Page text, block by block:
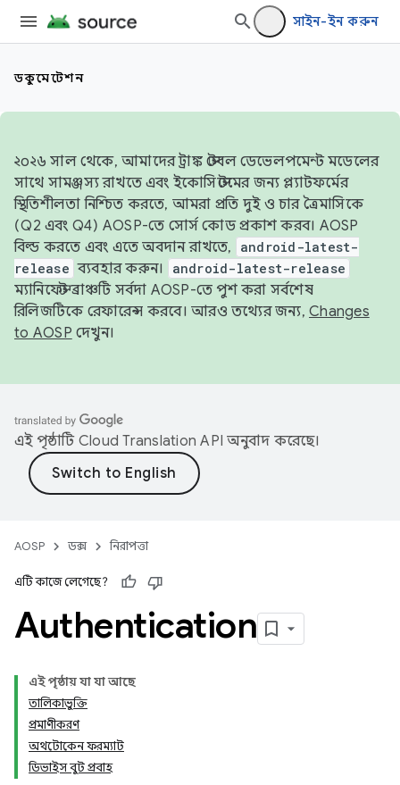
সাইন-ইন করুন
ডকুমেন্টেশন
২০২৬ সাল থেকে, আমাদের ট্রাঙ্ক স্টেবল ডেভেলপমেন্ট মডেলের
সাথে সামঞ্জস্য রাখতে এবং ইকোসিস্টেমের জন্য প্ল্যাটফর্মের
স্থিতিশীলতা নিশ্চিত করতে, আমরা প্রতি দুই ও চার ত্রৈমাসিকে
(Q2 এবং Q4) AOSP-তে সোর্স কোড প্রকাশ করব। AOSP
বিল্ড করতে এবং এতে অবদান রাখতে,
android-latest-
release ব্যবহার করুন। android-latest-release
ম্যানিফেস্ট ব্রাঞ্চটি সর্বদা AOSP-তে পুশ করা সর্বশেষ
রিলিজটিকে রেফারেন্স করবে। আরও তথ্যের জন্য, Changes
to AOSP দেখুন।
এই পৃষ্ঠাটি Cloud Translation API অনুবাদ করেছে।
AOSP ডক্স নিরাপত্তা
এটি কাজে লেগেছে?
Authentication
এই পৃষ্ঠায় যা যা আছে
তালিকাভুক্তি
প্রমাণীকরণ
অথটোকেন ফরম্যাট
ডিভাইস বুট প্রবাহ